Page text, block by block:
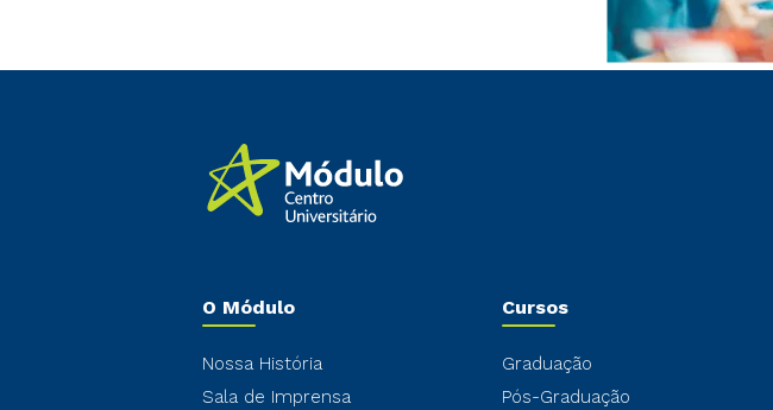
O Módulo
Nossa História
Sala de Imprensa
Cursos
Graduação
Pós-Graduação